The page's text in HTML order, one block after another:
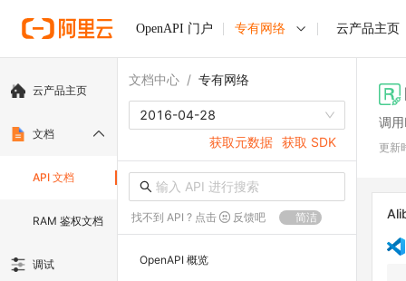
OpenAPI 门户 专有网络 云产品主页
云产品主页
文档
API 文档
RAM 鉴权文档
调试
文档中心 / 专有网络
2016-04-28
获取元数据 获取 SDK
找不到 API ? 点击 反馈吧 简洁
OpenAPI 概览
调
更新